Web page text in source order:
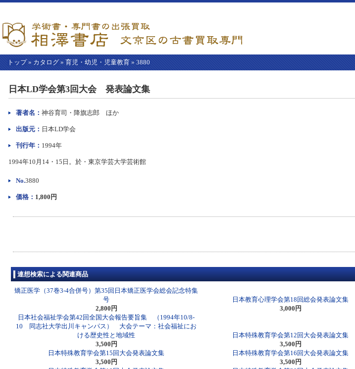
トップ» カタログ » 育児・幼児・児童教育 » 3880
本
日本LD学会第3回大会 発表論文集
著者名： 神谷育司・降旗志郎 ほか
出版元： 日本LD学会
刊行年： 1994年
1994年10月14・15日。於・東京学芸大学芸術館
No.3880
価格： 1,800円
連想検索による関連商品
矯正医学（37巻3-4合併号）第35回日本矯正医学会総会記念特集
号
2,800円
日本教育心理学会第18回総会発表論文集
3,000円
日本社会福祉学会第42回全国大会報告要旨集 （1994年10/8-
10 同志社大学出川キャンパス） 大会テーマ：社会福祉にお
ける歴史性と地域性
3,500円
日本特殊教育学会第12回大会発表論文集
3,500円
日本特殊教育学会第15回大会発表論文集
3,500円
日本特殊教育学会第16回大会発表論文集
3,500円